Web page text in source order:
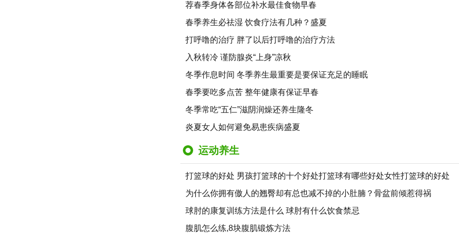
荐春季身体各部位补水最佳食物早春
春季养生必祛湿 饮食疗法有几种？盛夏
打呼噜的治疗 胖了以后打呼噜的治疗方法
入秋转冷 谨防腺炎“上身”凉秋
冬季作息时间 冬季养生最重要是要保证充足的睡眠
春季要吃多点苦 整年健康有保证早春
冬季常吃“五仁”滋阴润燥还养生隆冬
炎夏女人如何避免易患疾病盛夏
运动养生
打篮球的好处 男孩打篮球的十个好处打篮球有哪些好处女性打篮球的好处
为什么你拥有傲人的翘臀却有总也减不掉的小肚腩？骨盆前倾惹得祸
球肘的康复训练方法是什么 球肘有什么饮食禁忌
腹肌怎么练,8块腹肌锻炼方法